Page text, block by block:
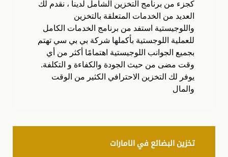
كجزء من برنامج التخزين الشامل لدينا ، نقدم لك
العديد من الخدمات المتعلقة بالتخزين
واللوجيستية استفد من برنامج الخدمات الكامل
للعملية اللوجستية بأكملها شركة بي بي سي تهتم
بجميع الجوانب اللوجيستية اهتمامًا أكثر من أي
وقت مضى من حيث الجودة والكفاءة و التكلفة.
يوفر لك التخزين الاحترافي الكثير من الوقت
والمال
تخزين البضائع في الامارات